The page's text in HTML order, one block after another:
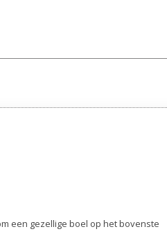
een gezellige boel op het bovenste